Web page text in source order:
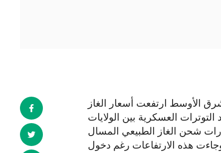
الأوسط ارتفعت أسعار الغاز
العسكرية بين الولايات
شحن الغاز الطبيعي المسال